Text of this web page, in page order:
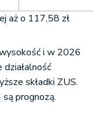
aż o 117,58 zł
i w 2026
działalność
składki ZUS.
prognozą.